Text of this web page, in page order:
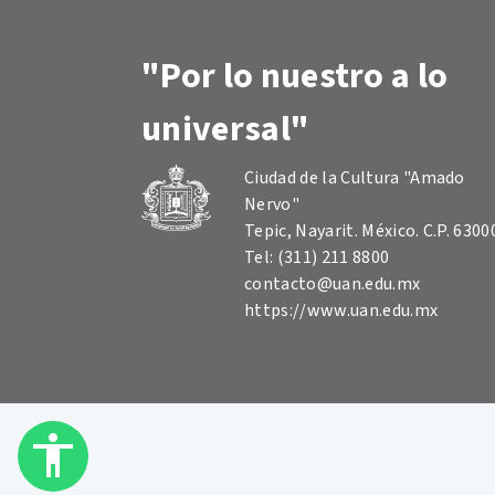
"Por lo nuestro a lo
universal"
Ciudad de la Cultura "Amado
Nervo"
Tepic, Nayarit. México. C.P.
Tel: (311) 211 8800
contacto@uan.edu.mx
https://www.uan.edu.mx